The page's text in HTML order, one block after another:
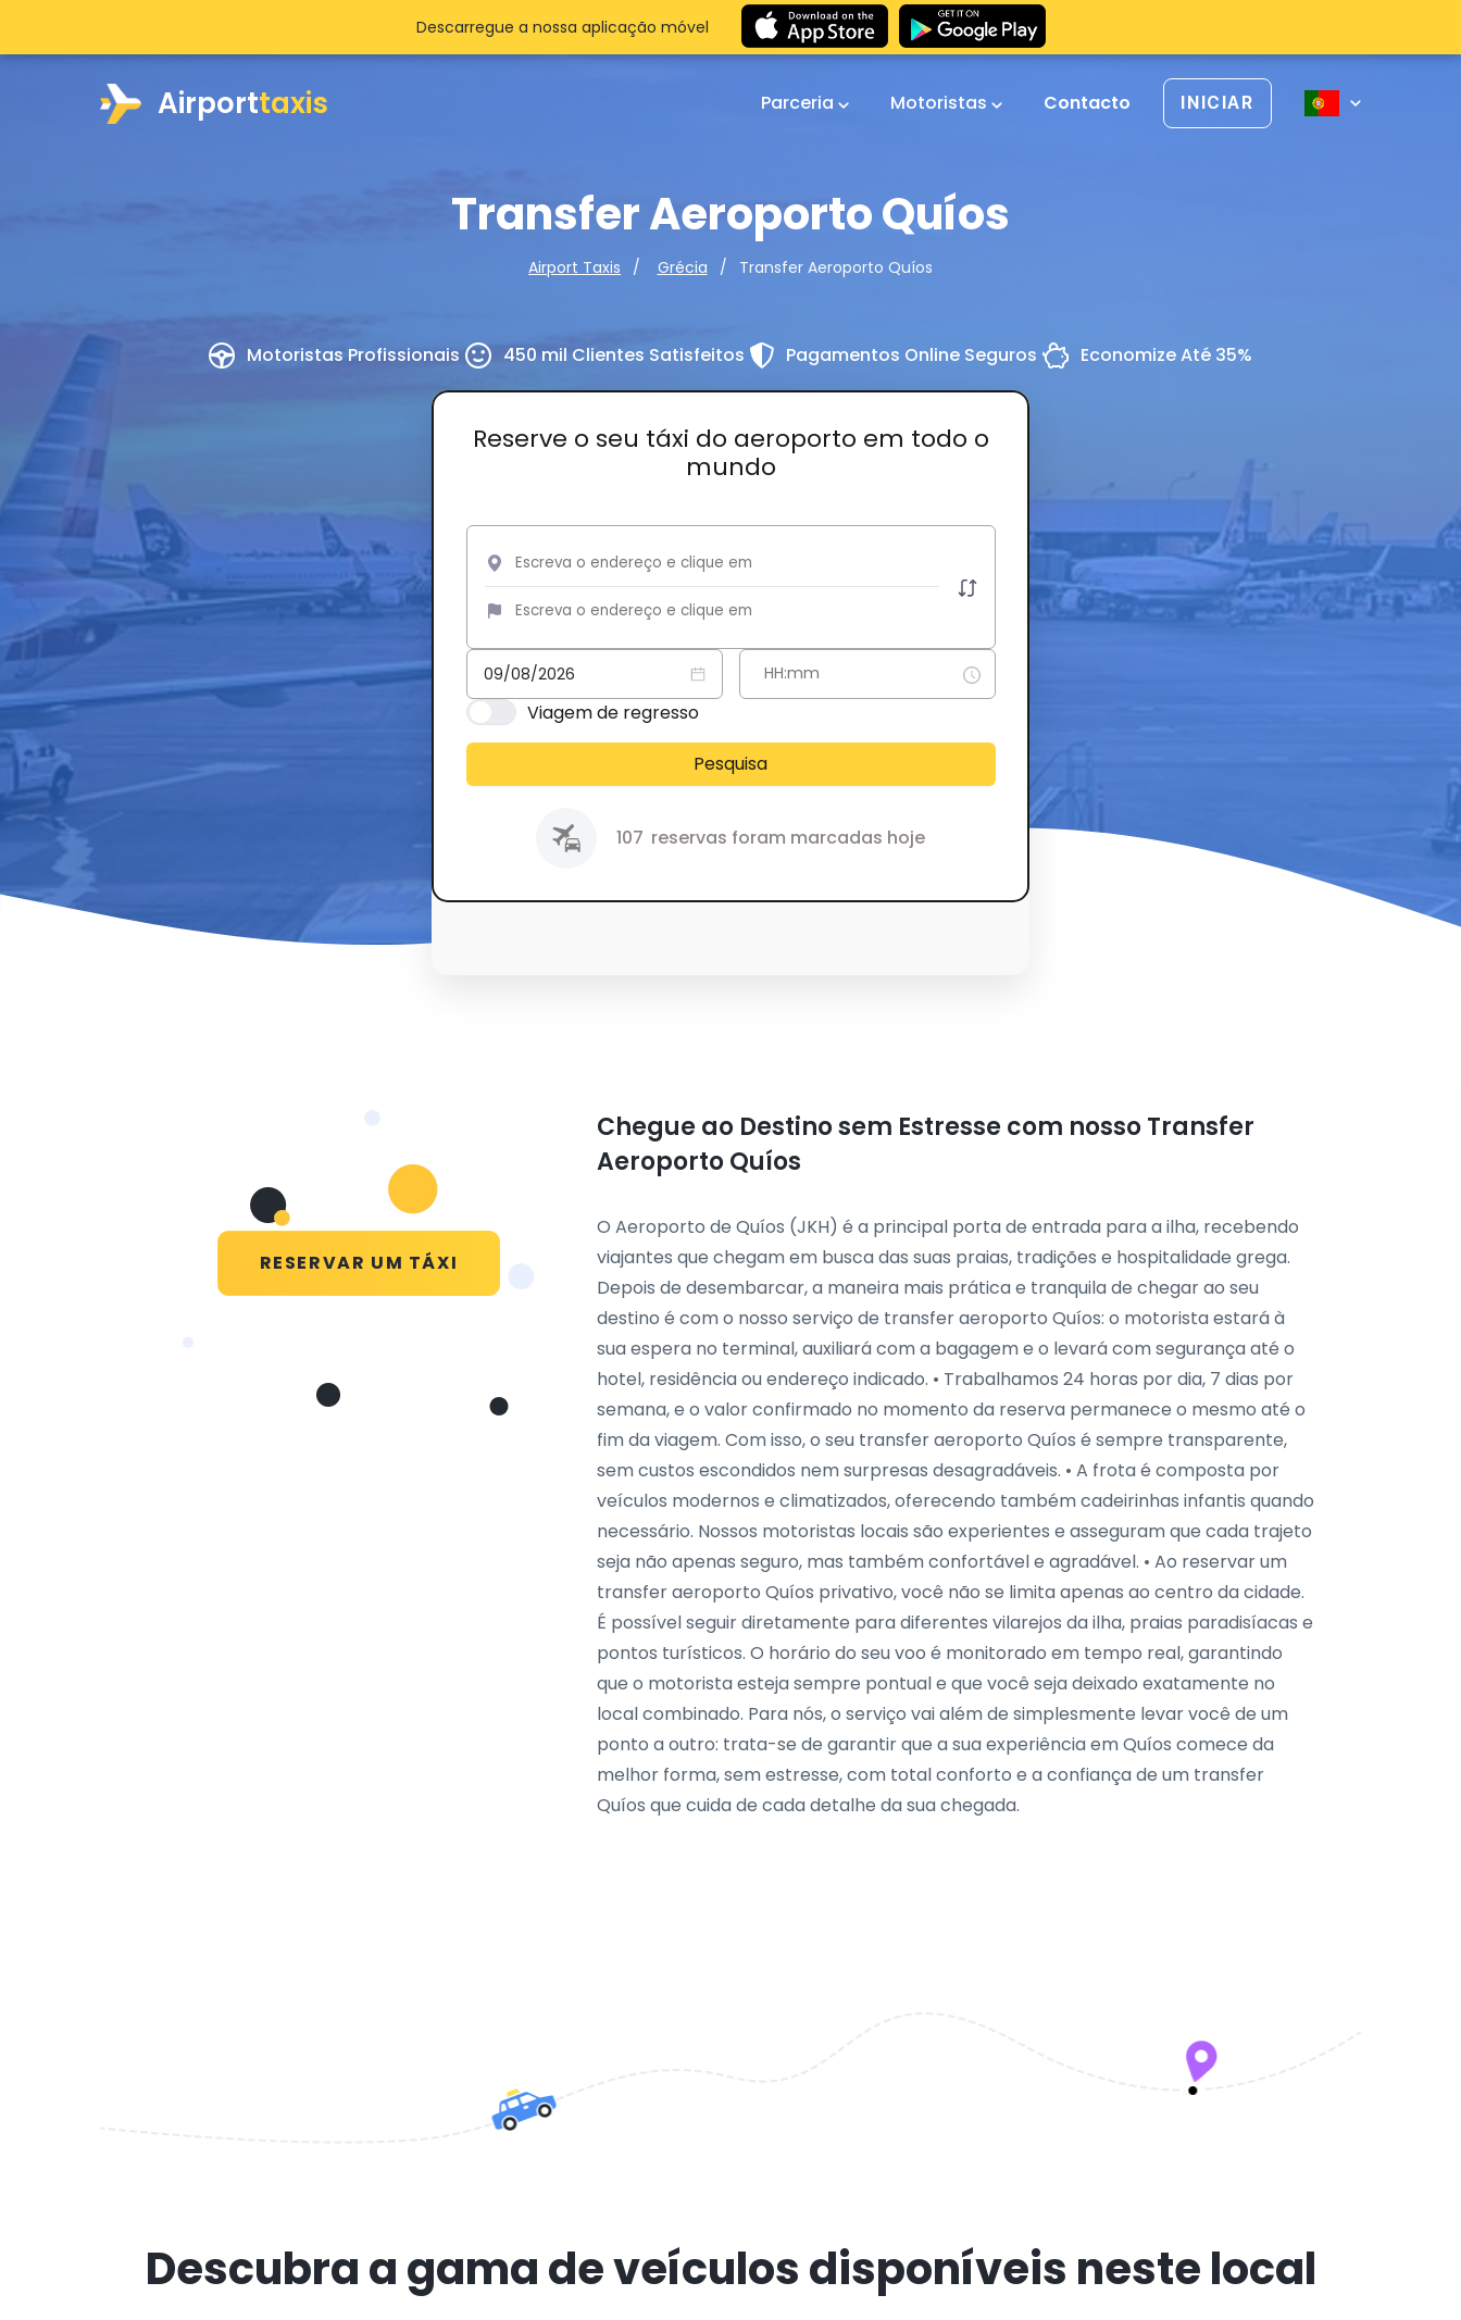
Airporttaxis Parceria Motoristas Contacto INICIAR
Transfer Aeroporto Quíos
Airport Taxis Grécia Transfer Aeroporto Quíos
Motoristas Profissionais 450 mil Clientes Satisfeitos Pagamentos Online Seguros Economize Até 35%
Reserve o seu táxi do aeroporto em todo o
mundo
Viagem de regresso
Pesquisa
107 reservas foram marcadas hoje
Descarregue a nossa aplicação móvel
RESERVAR UM TÁXI
Chegue ao Destino sem Estresse com nosso Transfer
Aeroporto Quíos
O Aeroporto de Quíos (JKH) é a principal porta de entrada para a ilha, recebendo
viajantes que chegam em busca das suas praias, tradições e hospitalidade grega.
Depois de desembarcar, a maneira mais prática e tranquila de chegar ao seu
destino é com o nosso serviço de transfer aeroporto Quíos: o motorista estará à
sua espera no terminal, auxiliará com a bagagem e o levará com segurança até o
hotel, residência ou endereço indicado. • Trabalhamos 24 horas por dia, 7 dias por
semana, e o valor confirmado no momento da reserva permanece o mesmo até o
fim da viagem. Com isso, o seu transfer aeroporto Quíos é sempre transparente,
sem custos escondidos nem surpresas desagradáveis. • A frota é composta por
veículos modernos e climatizados, oferecendo também cadeirinhas infantis quando
necessário. Nossos motoristas locais são experientes e asseguram que cada trajeto
seja não apenas seguro, mas também confortável e agradável. • Ao reservar um
transfer aeroporto Quíos privativo, você não se limita apenas ao centro da cidade.
É possível seguir diretamente para diferentes vilarejos da ilha, praias paradisíacas e
pontos turísticos. O horário do seu voo é monitorado em tempo real, garantindo
que o motorista esteja sempre pontual e que você seja deixado exatamente no
local combinado. Para nós, o serviço vai além de simplesmente levar você de um
ponto a outro: trata-se de garantir que a sua experiência em Quíos comece da
melhor forma, sem estresse, com total conforto e a confiança de um transfer
Quíos que cuida de cada detalhe da sua chegada.
Descubra a gama de veículos disponíveis neste local